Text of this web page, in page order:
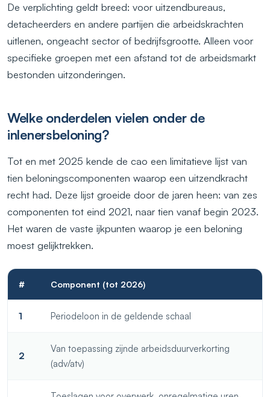
De verplichting geldt breed: voor uitzendbureaus,
detacheerders en andere partijen die arbeidskrachten
uitlenen, ongeacht sector of bedrijfsgrootte. Alleen voor
specifieke groepen met een afstand tot de arbeidsmarkt
bestonden uitzonderingen.
Welke onderdelen vielen onder de
inlenersbeloning?
Tot en met 2025 kende de cao een limitatieve lijst van
tien beloningscomponenten waarop een uitzendkracht
recht had. Deze lijst groeide door de jaren heen: van zes
componenten tot eind 2021, naar tien vanaf begin 2023.
Het waren de vaste ijkpunten waarop je een beloning
moest gelijktrekken.
# Component (tot 2026)
1 Periodeloon in de geldende schaal
2
Van toepassing zijnde arbeidsduurverkorting
(adv/atv)